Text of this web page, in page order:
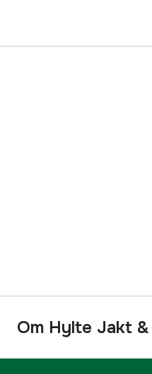
Om Hylte Jakt